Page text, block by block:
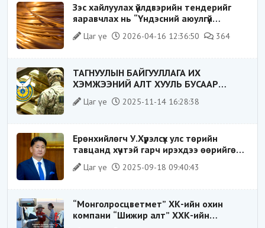
Зэс хайлуулах үйлдвэрийн тендерийг
яаравчлах нь “Үндэсний аюулгүй
байдал“-д эрсдэлтэй юу?
Цаг үе 2026-04-16 12:36:50 364
ТАГНУУЛЫН БАЙГУУЛЛАГА ИХ
ХЭМЖЭЭНИЙ АЛТ ХУУЛЬ БУСААР
ХИЛЭЭР ГАРГАХ ГЭЖ БАЙСАН
ҮЙЛДЛИЙГ ТАСЛАН ЗОГСООЛОО
Цаг үе 2025-11-14 16:28:38
Ерөнхийлөгч У.Хүрэлсүх улс төрийн
тавцанд хүчтэй гарч ирэхдээ өөрийгөө
шударга ёсны төлөө тэмцэгч, “хуучин
тогтолцооны хонгилыг нураагч” гэсэн
Цаг үе 2025-09-18 09:40:43
“Монголросцветмет” ХК-ийн охин
компани “Шижир алт” ХХК-ийн